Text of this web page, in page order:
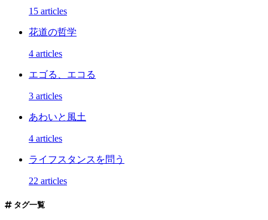
15 articles
花道の哲学
4 articles
エゴる、エコる
3 articles
あわいと風土
4 articles
ライフスタンスを問う
22 articles
タグ一覧